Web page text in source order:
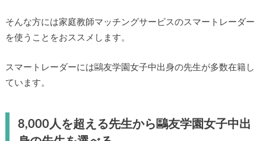
そんな方には家庭教師マッチングサービスのスマートレーダー
を使うことをおススメします。
スマートレーダーには鷗友学園女子中出身の先生が多数在籍し
ています。
8,000人を超える先生から鷗友学園女子中出